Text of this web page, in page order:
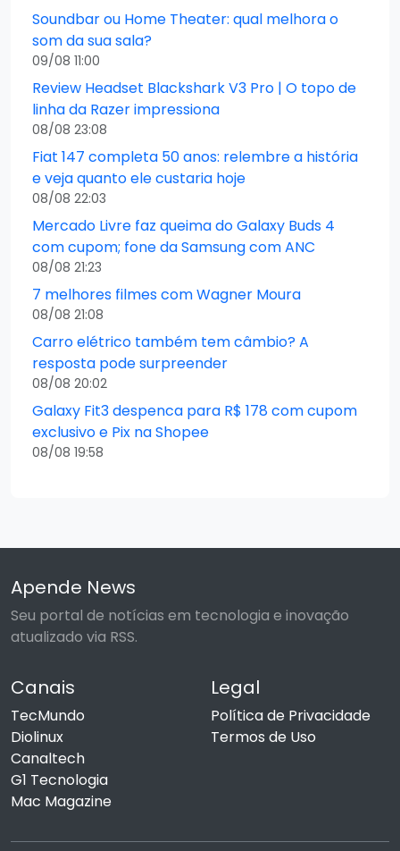
Soundbar ou Home Theater: qual melhora o
som da sua sala?
09/08 11:00
Review Headset Blackshark V3 Pro | O topo de
linha da Razer impressiona
08/08 23:08
Fiat 147 completa 50 anos: relembre a história
e veja quanto ele custaria hoje
08/08 22:03
Mercado Livre faz queima do Galaxy Buds 4
com cupom; fone da Samsung com ANC
08/08 21:23
7 melhores filmes com Wagner Moura
08/08 21:08
Carro elétrico também tem câmbio? A
resposta pode surpreender
08/08 20:02
Galaxy Fit3 despenca para R$ 178 com cupom
exclusivo e Pix na Shopee
08/08 19:58
Apende News
Seu portal de notícias em tecnologia e inovação
atualizado via RSS.
Canais
TecMundo
Diolinux
Canaltech
G1 Tecnologia
Mac Magazine
Legal
Política de Privacidade
Termos de Uso